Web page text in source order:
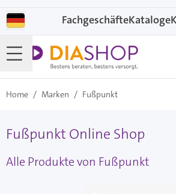
FachgeschäfteKataloge
Home / Marken / Fußpunkt
Fußpunkt Online Shop
Alle Produkte von Fußpunkt